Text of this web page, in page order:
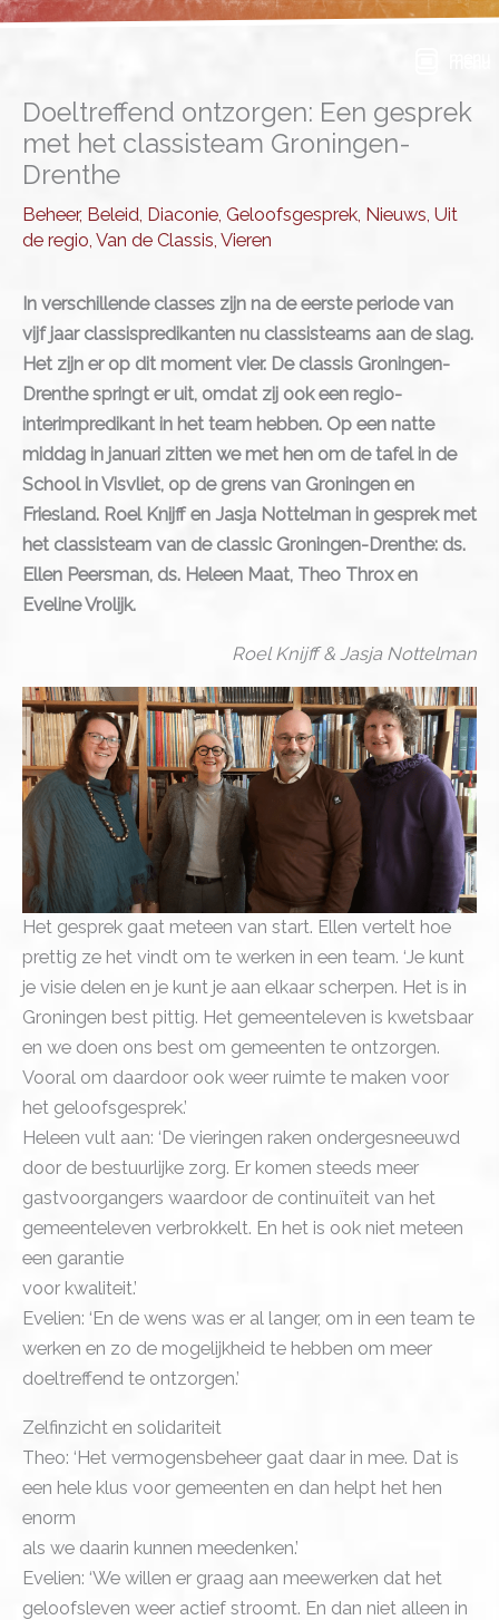
Ga
inhoudDoeltreffend ontzorgen: Een gesprek
met het classisteam Groningen-
Drenthe
Beheer, Beleid Diaconie Geloofsgesprek Nieuws Uit
de regio Van de Classis Vieren
In verschillende classes zijn na de eerste periode van
vijf jaar classispredikanten nu classisteams aan de slag.
Het zijn er op dit moment vier. De classis Groningen-
Drenthe springt er uit, omdat zij ook een regio-
interimpredikant in het team hebben. Op een natte
middag in januari zitten we met hen om de tafel in de
School in Visvliet, op de grens van Groningen en
Friesland. Roel Knijff en Jasja Nottelman in gesprek met
het classisteam van de classic Groningen-Drenthe: ds.
Ellen Peersman, ds. Heleen Maat, Theo Throx en
Eveline Vrolijk.
Roel Knijff & Jasja Nottelman
Het gesprek gaat meteen van start. Ellen vertelt hoe
prettig ze het vindt om te werken in een team. ‘Je kunt
je visie delen en je kunt je aan elkaar scherpen. Het is in
Groningen best pittig. Het gemeenteleven is kwetsbaar
en we doen ons best om gemeenten te ontzorgen.
Vooral om daardoor ook weer ruimte te maken voor
het geloofsgesprek.’
Heleen vult aan: ‘De vieringen raken ondergesneeuwd
door de bestuurlijke zorg. Er komen steeds meer
gastvoorgangers waardoor de continuïteit van het
gemeenteleven verbrokkelt. En het is ook niet meteen
een garantie
voor kwaliteit.’
Evelien: ‘En de wens was er al langer, om in een team te
werken en zo de mogelijkheid te hebben om meer
doeltreffend te ontzorgen.’
Zelfinzicht en solidariteit
Theo: ‘Het vermogensbeheer gaat daar in mee. Dat is
een hele klus voor gemeenten en dan helpt het hen
enorm
als we daarin kunnen meedenken.’
Evelien: ‘We willen er graag aan meewerken dat het
geloofsleven weer actief stroomt. En dan niet alleen in